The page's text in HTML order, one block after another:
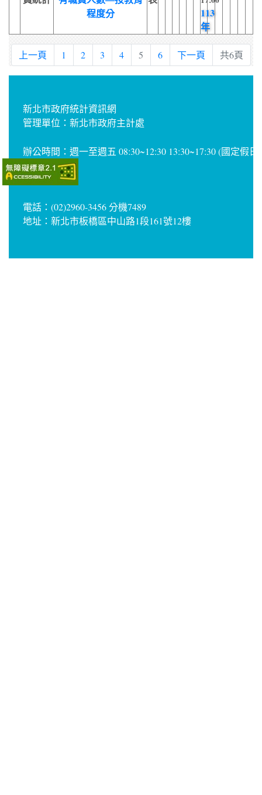
程度分
113
年
上一頁 1 2 3 4 5 6 下一頁 共6頁
新北市政府統計資訊網
管理單位：新北市政府主計處
辦公時間：週一至週五 08:30~12:30 13:30~17:30 (國定假日
電話：(02)2960-3456 分機7489
地址：新北市板橋區中山路1段161號12樓